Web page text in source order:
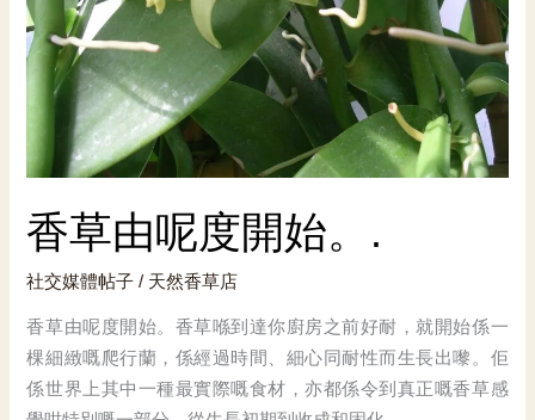
香草由呢度開始。.
社交媒體帖子 / 天然香草店
香草由呢度開始。香草喺到達你廚房之前好耐，就開始係一
棵細緻嘅爬行蘭，係經過時間、細心同耐性而生長出嚟。佢
係世界上其中一種最實際嘅食材，亦都係令到真正嘅香草感